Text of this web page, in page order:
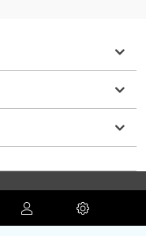
Конфиденциальность